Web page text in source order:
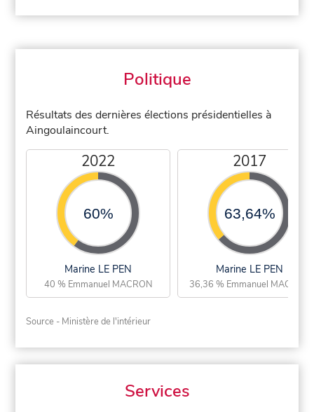
Politique
Résultats des dernières élections présidentielles à
Aingoulaincourt.
2022
60%
Marine LE PEN
40 % Emmanuel MACRON
2017
63,64%
Marine LE PEN
36,36 % Emmanuel MACRON
Source - Ministère de l'intérieur
Services